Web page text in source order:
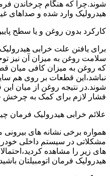
شوند.چرا که هنگام چرخاندن
هیدرولیک وارد شده و صداهای
کارکرد بدون روغن و یا سطح
برای یافتن علت خرابی
سلامت روغن به میزان آن نیز
که روغن به میزان کافی میان
نباشد،این قطعات بر روی هم
شوند.در نتیجه روغن از میان
فشار لازم برای کمک به چرخش
علائم خرابی هیدرولیک فرمان
همواره برخی نشانه های بیرونی
مشکلاتی در سیستم داخلی
های زیر را مشاهده
هیدرولیک فرمان اتومبیلتان